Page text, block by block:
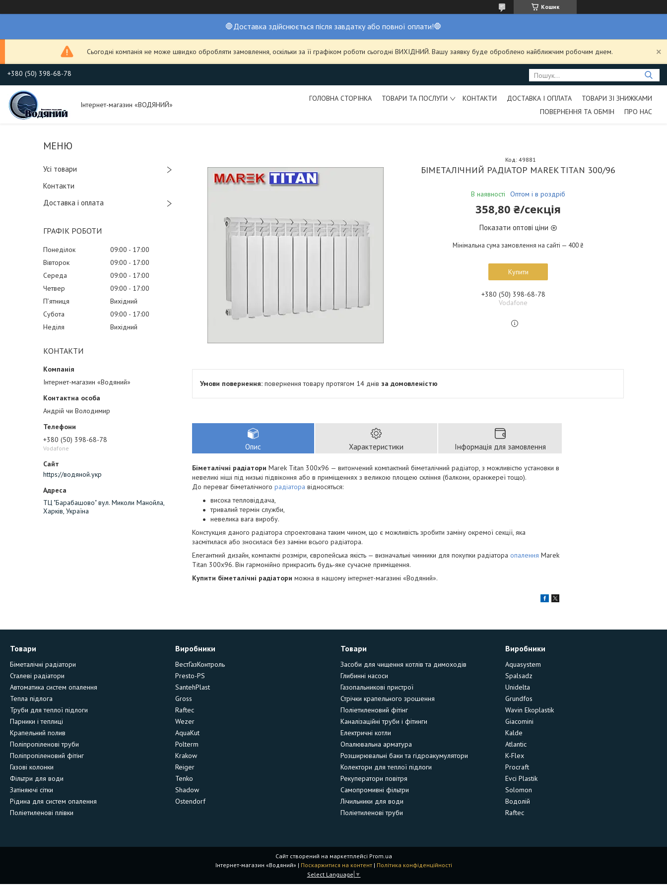
Кошик
🛑Доставка здійснюється після завдатку або повної оплати!🛑
Сьогодні компанія не може швидко обробляти замовлення, оскільки за її графіком роботи сьогодні ВИХІДНИЙ. Вашу заявку буде оброблено найближчим робочим днем.
+380 (50) 398-68-78
Інтернет-магазин «ВОДЯНИЙ»
ГОЛОВНА СТОРІНКА ТОВАРИ ТА ПОСЛУГИ КОНТАКТИ ДОСТАВКА І ОПЛАТА
ТОВАРИ ЗІ ЗНИЖКАМИ
ПОВЕРНЕННЯ ТА ОБМІН
ПРО НАС
Усі товари
Контакти
Доставка і оплата
ГРАФІК РОБОТИ
Понеділок 09:00
17:00
Вівторок
09:00
17:00
Середа
09:00
17:00
Четвер
09:00
17:00
Пʼятниця
Вихідний
Субота
09:00
17:00
Неділя
Вихідний
КОНТАКТИ
Інтернет-магазин «Водяний»
Андрій чи Володимир
+380 (50) 398-68-78
Vodafone
https://водяной.укр
ТЦ "Барабашово" вул. Миколи Манойла,
Харків, Україна
БІМЕТАЛІЧНИЙ РАДІАТОР MAREK TITAN 300/96
В наявності Оптом і в роздріб
Код:49881
358,80 ₴/секція
Показати оптові ціни
Мінімальна сума замовлення на сайті — 400 ₴
Купити
+380 (50) 398-68-78
Vodafone
повернення товару протягом 14 днів за домовленістю
Опис Характеристики Інформація для замовлення
Біметалічні радіатори Marek Titan 300х96 — витончений компактний біметалічний радіатор, з можливістю установки в
невеликі ніші під низькі підвіконня або в приміщеннях з великою площею скління (балкони, оранжереї тощо).
До переваг біметалічного радіатора відносяться:
висока тепловіддача,
тривалий термін служби,
невелика вага виробу.
Констукция даного радіатора спроектована таким чином, що є можливість зробити заміну окремої секції, яка
засмітилася або зносилася без заміни всього радіатора.
Елегантний дизайн, компактні розміри, європейська якість — визначальні чинники для покупки радіатора опалення Marek
Titan 300х96. Він гармонійно прикрасить будь-яке сучасне приміщення.
Купити біметалічні радіатори можна в нашому інтернет-магазині «Водяний».
Товари
Біметалічні радіатори
Сталеві радіатори
Автоматика систем опалення
Тепла підлога
Труби для теплої підлоги
Парники і теплиці
Крапельний полив
Поліпропіленові труби
Поліпропіленовий фітінг
Газові колонки
Фільтри для води
Затіняючі сітки
Рідина для систем опалення
Поліетиленові плівки
Виробники
ВестГазКонтроль
Presto-PS
SantehPlast
Gross
Raftec
Wezer
AquaKut
Polterm
Krakow
Reiger
Tenko
Shadow
Ostendorf
Товари
Засоби для чищення котлів та димоходів
Глибинні насоси
Газопальникові пристрої
Стрічки крапельного зрошення
Поліетиленовий фітінг
Каналізаційні труби і фітинги
Електричні котли
Опалювальна арматура
Розширювальні баки та гідроакумулятори
Колектори для теплої підлоги
Рекуператори повітря
Самопромивні фільтри
Лічильники для води
Поліетиленові труби
Виробники
Aquasystem
Spalsadz
Unidelta
Grundfos
Wavin Ekoplastik
Giacomini
Kalde
Atlantic
K-Flex
Procraft
Evci Plastik
Solomon
Водолій
Raftec
Сайт створений на маркетплейсі Prom.ua
Інтернет-магазин «Водяний» | Поскаржитися на контент | Політика конфіденційності
Select Language ▼